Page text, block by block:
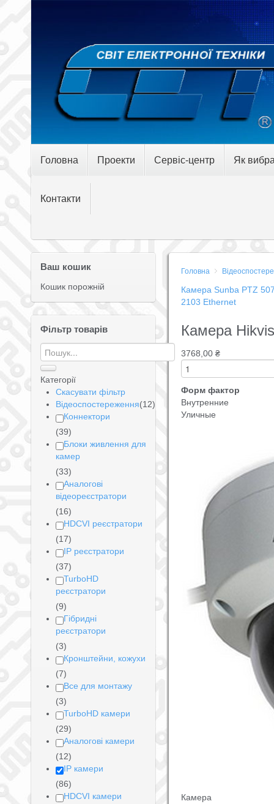
Головна Проекти Сервіс-центр Як
Контакти
Головна
Камера Sunba PTZ
2103 Ethernet
Камера
3768,00 ₴
Форм фактор
Внутренние
Уличные
Камера
Ваш кошик
Кошик порожній
Фільтр товарів
Категорії
Скасувати фільтр
Відеоспостереження(12)
Коннектори
(39)
Блоки живлення для
камер
(33)
Аналогові
відеореєстратори
(16)
HDCVI реєстратори
(17)
IP реєстратори
(37)
TurboHD
реєстратори
(9)
Гібридні
реєстратори
(3)
Кронштейни, кожухи
(7)
Все для монтажу
(3)
TurboHD камери
(29)
Аналогові камери
(12)
IP камери
(86)
HDCVI камери